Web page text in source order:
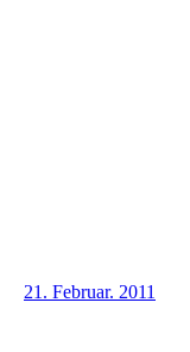
21. Februar. 2011